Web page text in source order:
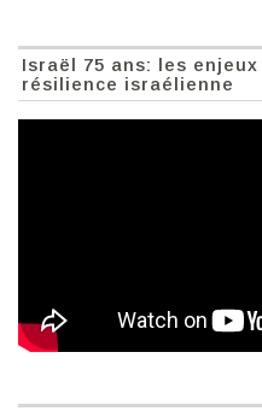
Israël 75 ans: les
résilience israélienne